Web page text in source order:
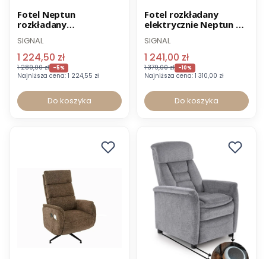
Promocja
Fotel Neptun
rozkładany
SIGNAL
1 224,50 zł
1 289,00 zł -5%
Najniższa cena: 1 224,55 zł
Do koszyka
Nowość
Promocja
Wysyłka 24h
Fotel rozkładany
elektrycznie Neptun M
SIGNAL
1 241,00 zł
1 379,00 zł -10%
Najniższa cena: 1 310,00 zł
Do koszyka